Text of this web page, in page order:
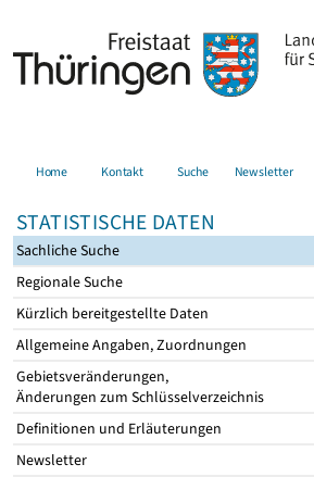
Home Kontakt Suche Newsletter
STATISTISCHE DATEN
Sachliche Suche
Regionale Suche
Kürzlich bereitgestellte Daten
Allgemeine Angaben, Zuordnungen
Gebietsveränderungen,
Änderungen zum Schlüsselverzeichnis
Definitionen und Erläuterungen
Newsletter